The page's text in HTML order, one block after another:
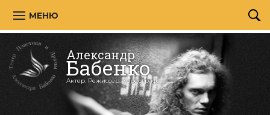
МЕНЮ
Александр
Бабенко
Актер. Режиссёр. Хореограф.